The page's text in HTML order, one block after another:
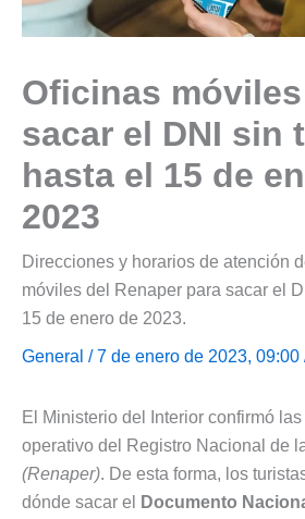
Oficinas
sacar el DNI sin
hasta el 15 de
2023
Direcciones y horarios de atención
móviles del Renaper para sacar el
15 de enero de 2023.
General / 7 de enero de 2023, 09:00
El Ministerio del Interior confirmó
operativo del Registro Nacional de
(Renaper). De esta forma, los
dónde sacar el
Documento